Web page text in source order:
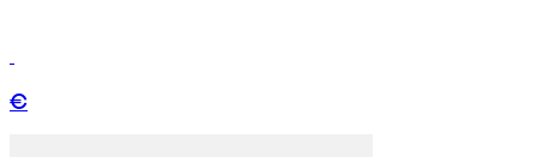
€